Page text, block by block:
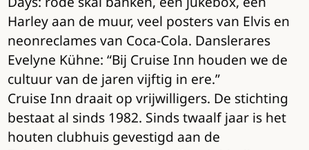
Harley aan de muur, veel posters van Elvis en
neonreclames van Coca-Cola. Danslerares
Evelyne Kühne: “Bij Cruise Inn houden we de
cultuur van de jaren vijftig in ere.”
Cruise Inn draait op vrijwilligers. De stichting
bestaat al sinds 1982. Sinds twaalf jaar is het
houten clubhuis gevestigd aan de